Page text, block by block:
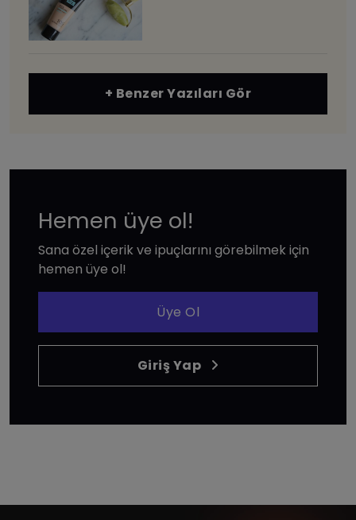
+ Benzer Yazıları Gör
Hemen üye ol!
Sana özel içerik ve ipuçlarını görebilmek için
hemen üye ol!
Üye Ol
Giriş Yap